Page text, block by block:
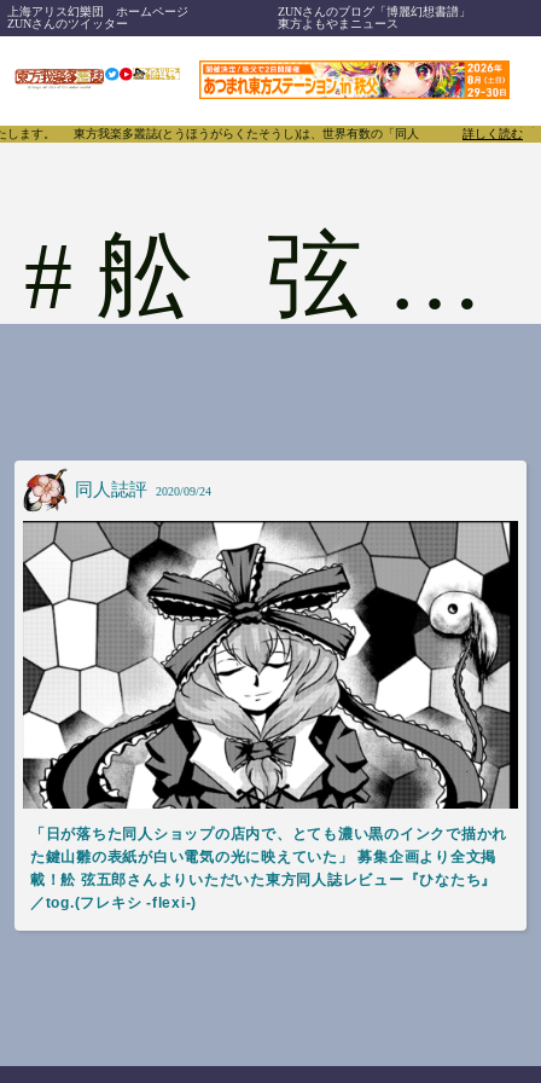
上海アリス幻樂団 ホームページ
ZUNさんのブログ「博麗幻想書譜」
ZUNさんのツイッター
東方よもやまニュース
ます。 東方我楽多叢誌(とうほうがらくたそうし)は、世界有数の「同人」たちがあふれる東
詳しく読む
# 舩 弦五郎
同人誌評 2020/09/24
「日が落ちた同人ショップの店内で、とても濃い黒のインクで描かれ
た鍵山雛の表紙が白い電気の光に映えていた」 募集企画より全文掲
載！舩 弦五郎さんよりいただいた東方同人誌レビュー『ひなたち』
／tog.(フレキシ -flexi-)